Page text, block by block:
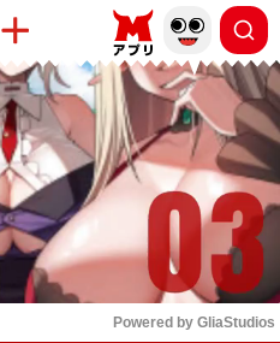
もっと読む
Powered by GliaStudios